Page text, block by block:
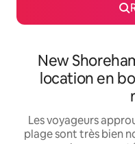
New
location en
Les voyageurs
plage sont très bien